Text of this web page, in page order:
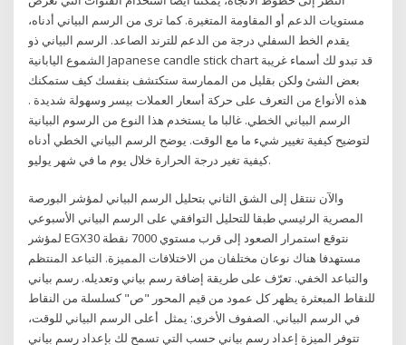
مستويات الدعم أو المقاومة المتغيرة. كما ترى من الرسم البياني أدناه،
يقدم الخط السفلي درجة من الدعم للترند الصاعد. الرسم البياني ذو
الشموع اليابانية Japanese candle stick chart قد تبدو لك أسماء غريبة
بعض الشئ ولكن بقليل من الممارسة ستكتشف بنفسك كيف ستمكنك
هذه الأنواع من التعرف على حركة أسعار العملات بيسر وسهولة شديدة .
الرسم البياني الخطي. غالبا ما يستخدم هذا النوع من الرسوم البيانية
لتوضيح كيفية تغيير شيء ما مع الوقت. يوضح الرسم البياني الخطي أدناه
كيفية تغير درجة الحرارة خلال يوم ما في شهر يوليو.
والآن ننتقل إلى الشق الثاني بتحليل الرسم البياني لمؤشر البورصة
المصرية الرئيسي طبقا للتحليل التوافقي على الرسم البياني الأسبوعي
لمؤشر EGX30 نتوقع استمرار الصعود إلى قرب مستوي 7000 نقطة
مستهدفا هناك نوعان مختلفان من الاختلافات المميزة. التباعد المنتظم
والتباعد الخفي. تعرّف على طريقة إضافة رسم بياني وتعديله. رسم بياني
للنقاط المبعثرة يظهر كل عمود من قيم المحور "ص" كسلسلة من النقاط
في الرسم البياني. الصفوف الأخرى: يمثل أعلى الرسم البياني للوقت،
تتوفر الميزة إعداد رسم بياني حسب التي تسمح لك بإعداد رسم بياني